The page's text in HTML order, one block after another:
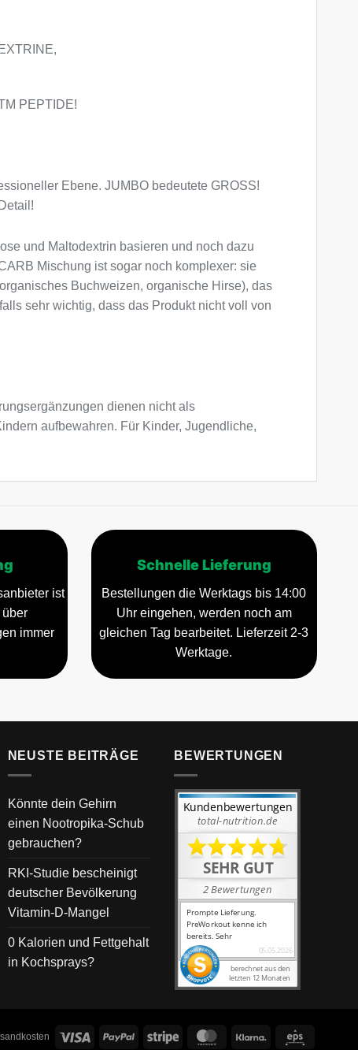
PEPTIDE!
Ebene. JUMBO bedeutete GROSS!
und Maltodextrin basieren und noch dazu
Mischung ist sogar noch komplexer: sie
Buchweizen, organische Hirse), das
sehr wichtig, dass das Produkt nicht voll von
dienen nicht als
aufbewahren. Für Kinder, Jugendliche,
ist
immer
Schnelle Lieferung
Bestellungen die Werktags bis 14:00
Uhr eingehen, werden noch am
gleichen Tag bearbeitet. Lieferzeit 2-3
Werktage.
NEUSTE BEITRÄGE
Könnte dein Gehirn
einen Nootropika-Schub
gebrauchen?
RKI-Studie bescheinigt
deutscher Bevölkerung
Vitamin-D-Mangel
0 Kalorien und Fettgehalt
in Kochsprays?
BEWERTUNGEN
Visa PayPal Stripe MasterCardKlarna